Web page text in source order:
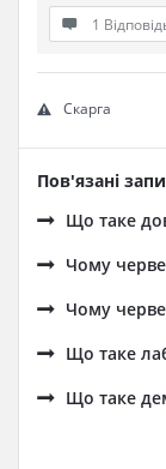
1
Скарга
Пов'язані
Що таке
Чому
Чому
Що таке
Що таке